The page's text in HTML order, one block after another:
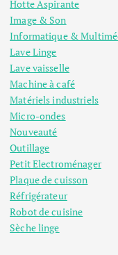
Hotte Aspirante
Image & Son
Informatique &
Lave Linge
Lave vaisselle
Machine à café
Matériels industriels
Micro-ondes
Nouveauté
Outillage
Petit Electroménager
Plaque de cuisson
Réfrigérateur
Robot de cuisine
Sèche linge